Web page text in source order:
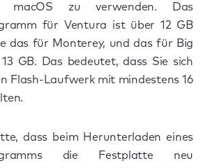
macOS zu verwenden. Das
für Ventura ist über 12 GB
das für Monterey, und das für Big
GB. Das bedeutet, dass Sie sich
Flash-Laufwerk mit mindestens 16
dass beim Herunterladen eines
die Festplatte neu